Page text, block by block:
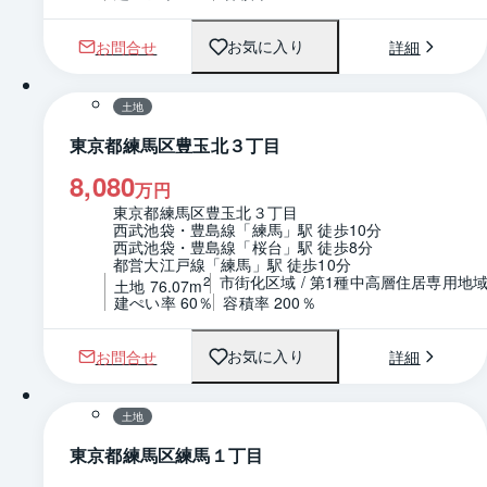
お問合せ お気に入り 詳細
1 / 0 区画図
土地
東京都練馬区豊玉北３丁目
8,080万円
東京都練馬区豊玉北３丁目
西武池袋・豊島線「練馬」駅 徒歩10分
西武池袋・豊島線「桜台」駅 徒歩8分
都営大江戸線「練馬」駅 徒歩10分
土地 76.07m2 市街化区域 / 第1種中高層住居専用地
建ぺい率 60％ 容積率 200％
お問合せ お気に入り 詳細
1 / 0 区画図
土地
東京都練馬区練馬１丁目